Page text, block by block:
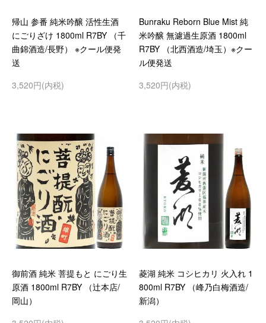
帰山 参番 純米吟醸 活性生酒
にごりざけ 1800ml R7BY （千
曲錦酒造/長野） ※クール便発
送
3,520円(内税)
Bunraku Reborn Blue Mist 純
米吟醸 無濾過生原酒 1800ml
R7BY （北西酒造/埼玉）※クー
ル便発送
3,520円(内税)
御前酒 純米 菩提もと にごり生
原酒 1800ml R7BY （辻本店/
岡山）
菱湖 純米 コシヒカリ 火入れ 1
800ml R7BY （峰乃白梅酒造/
新潟）